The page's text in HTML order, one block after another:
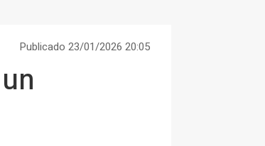
Publicado 23/01/2026 20:05